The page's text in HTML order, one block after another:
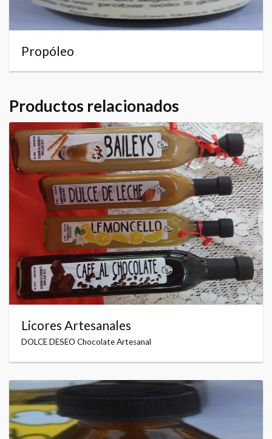
Propóleo
Productos relacionados
Licores Artesanales
DOLCE DESEO Chocolate Artesanal